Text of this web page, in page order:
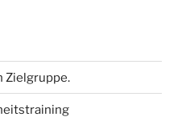
Zielgruppe.